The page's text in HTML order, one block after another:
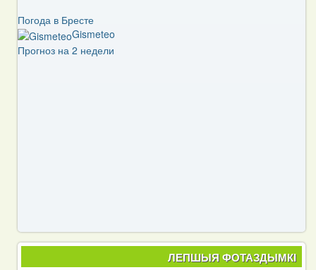
Погода в Бресте
Gismeteo
Прогноз на 2 недели
ЛЕПШЫЯ ФОТАЗДЫМКІ